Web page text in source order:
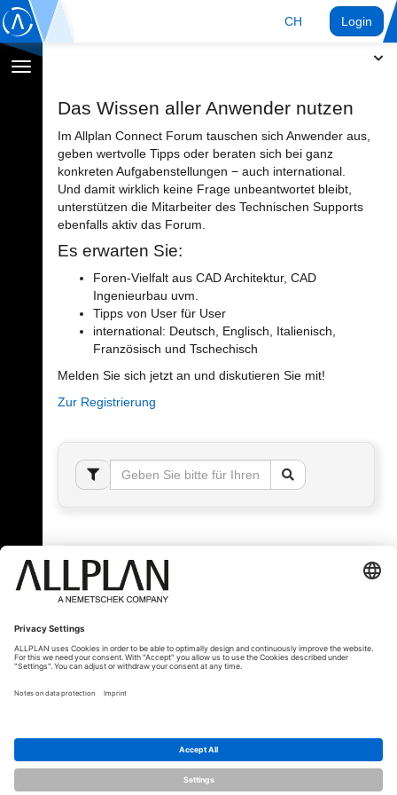
CH Login
Navigation
Das Wissen aller Anwender nutzen
Im Allplan Connect Forum tauschen sich Anwender aus,
geben wertvolle Tipps oder beraten sich bei ganz
konkreten Aufgabenstellungen − auch international.
Und damit wirklich keine Frage unbeantwortet bleibt,
unterstützen die Mitarbeiter des Technischen Supports
ebenfalls aktiv das Forum.
Es erwarten Sie:
Foren-Vielfalt aus CAD Architektur, CAD
Ingenieurbau uvm.
Tipps von User für User
international: Deutsch, Englisch, Italienisch,
Französisch und Tschechisch
Melden Sie sich jetzt an und diskutieren Sie mit!
Zur Registrierung
Fehler!
Bitte melden Sie sich an, um dieses Thema sehen
zu können.
© ALLPLAN Schweiz AG ALLPLAN ist Teil derNemetschek Group